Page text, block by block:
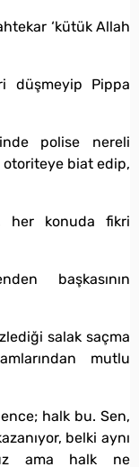
‘kütük Allah
düşmeyip Pippa
polise nereli
biat edip,
her konuda fikri
başkasının
salak saçma
mutlu
halk bu. Sen,
belki aynı
ama halk ne